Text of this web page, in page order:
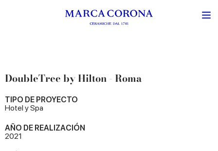
DoubleTree by Hilton - Roma
TIPO DE PROYECTO
Hotel y Spa
AÑO DE REALIZACIÓN
2021